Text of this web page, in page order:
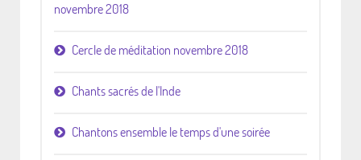
novembre 2018
Cercle de méditation novembre 2018
Chants sacrés de l'Inde
Chantons ensemble le temps d'une soirée